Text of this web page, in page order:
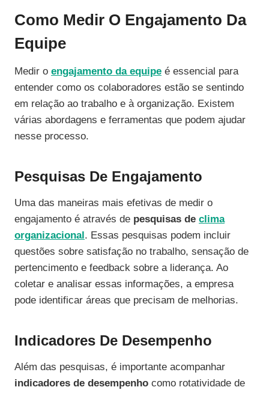
Como Medir O Engajamento Da
Equipe
Medir o engajamento da equipe é essencial para
entender como os colaboradores estão se sentindo
em relação ao trabalho e à organização. Existem
várias abordagens e ferramentas que podem ajudar
nesse processo.
Pesquisas De Engajamento
Uma das maneiras mais efetivas de medir o
engajamento é através de pesquisas de clima
organizacional . Essas pesquisas podem incluir
questões sobre satisfação no trabalho, sensação de
pertencimento e feedback sobre a liderança. Ao
coletar e analisar essas informações, a empresa
pode identificar áreas que precisam de melhorias.
Indicadores De Desempenho
Além das pesquisas, é importante acompanhar
indicadores de desempenho como rotatividade de